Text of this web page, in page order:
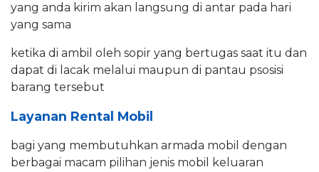
yang anda kirim akan langsung di antar pada hari
yang sama
ketika di ambil oleh sopir yang bertugas saat itu dan
dapat di lacak melalui maupun di pantau psosisi
barang tersebut
Layanan Rental Mobil
bagi yang membutuhkan armada mobil dengan
berbagai macam pilihan jenis mobil keluaran